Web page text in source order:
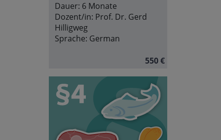
Dauer: 6 Monate
Dozent/in: Prof. Dr. Gerd
Hilligweg
Sprache: German
550 €